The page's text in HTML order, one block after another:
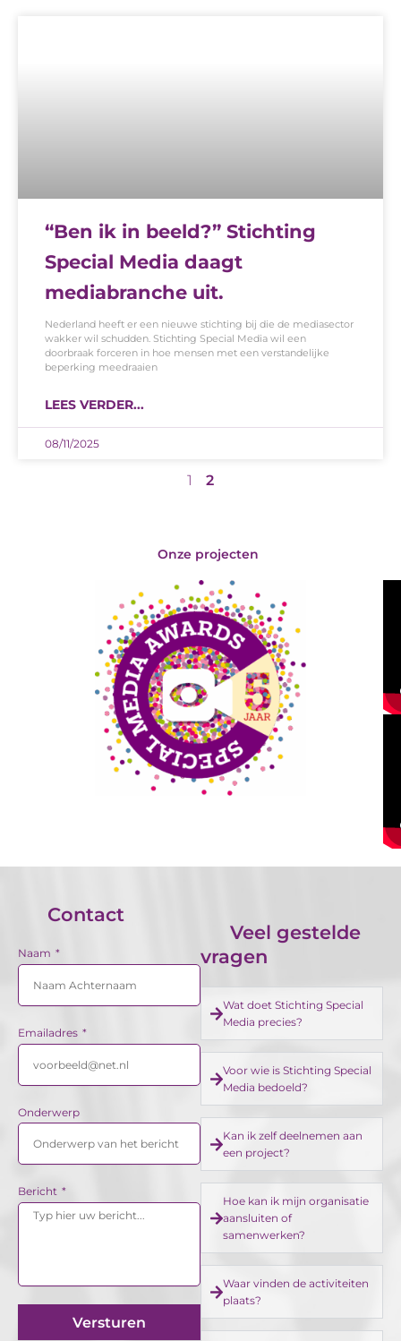
“Ben ik in beeld?” Stichting
Special Media daagt
mediabranche uit.
Nederland heeft er een nieuwe stichting bij die de mediasector
wakker wil schudden. Stichting Special Media wil een
doorbraak forceren in hoe mensen met een verstandelijke
beperking meedraaien
LEES VERDER...
08/11/2025
1 2
Onze projecten
Contact
Naam
Emailadres
Onderwerp
Bericht
Versturen
Wat doet Stichting Special
Media precies?
Voor wie is Stichting Special
Media bedoeld?
Kan ik zelf deelnemen aan
een project?
Hoe kan ik mijn organisatie
aansluiten of
samenwerken?
Waar vinden de activiteiten
plaats?
Veel gestelde
vragen